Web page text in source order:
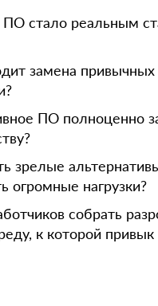
ПО стало реальным
замена
ПО полноценно
зрелые
нагрузки?
собрать
к которой привык